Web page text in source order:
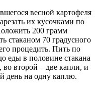
весной картофеля
их кусочками по
200 грамм
стаканом 70 градусного
процедить. Пить по
еды в половине стакана
второй – две капли, и
день на одну каплю.